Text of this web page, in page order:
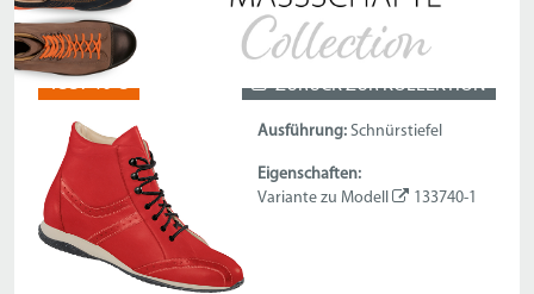
ZURÜCK ZUR KOLLEKTION
133740-3
Ausführung: Schnürstiefel
Eigenschaften:
Variante zu Modell
133740-1